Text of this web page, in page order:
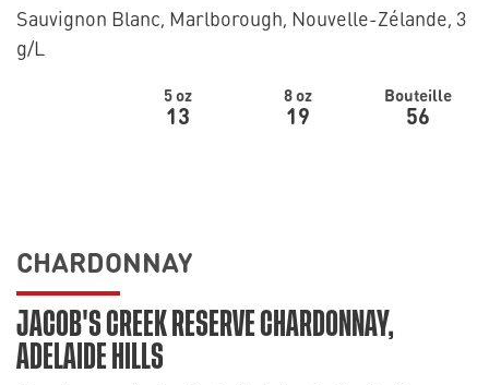
Sauvignon Blanc, Marlborough, Nouvelle-Zélande, 3
g/L
5 oz
13
8 oz
19
Bouteille
56
CHARDONNAY
JACOB'S CREEK RESERVE CHARDONNAY,
ADELAIDE HILLS